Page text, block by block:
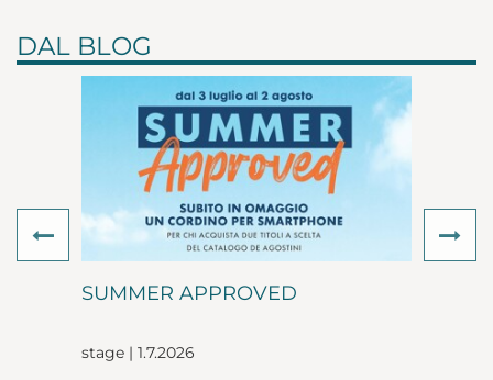
DAL BLOG
SUMMER APPROVED
stage | 1.7.2026
Previous